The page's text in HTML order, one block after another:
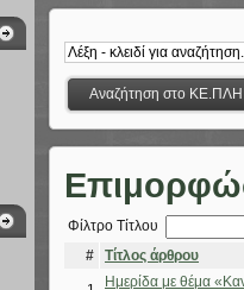
Φίλτρο Τίτλου
#
Τίτλος άρθρου
Ημερίδα με θέμα